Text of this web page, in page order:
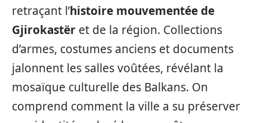
retraçant l’histoire mouvementée de
Gjirokastër et de la région. Collections
d’armes, costumes anciens et documents
jalonnent les salles voûtées, révélant la
mosaïque culturelle des Balkans. On
comprend comment la ville a su préserver